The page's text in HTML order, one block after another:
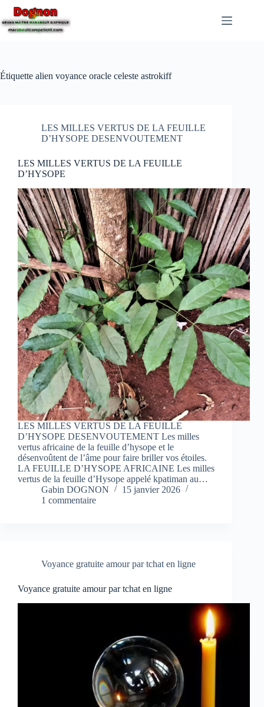
Étiquette alien voyance oracle celeste astrokiff
LES MILLES VERTUS DE LA FEUILLE
D’HYSOPE DESENVOUTEMENT
LES MILLES VERTUS DE LA FEUILLE
D’HYSOPE
LES MILLES VERTUS DE LA FEUILLE
D’HYSOPE DESENVOUTEMENT Les milles
vertus africaine de la feuille d’hysope et le
désenvoûtent de l’âme pour faire briller vos étoiles.
LA FEUILLE D’HYSOPE AFRICAINE Les milles
vertus de la feuille d’Hysope appelé kpatiman au…
Gabin DOGNON
15 janvier 2026
1 commentaire
Voyance gratuite amour par tchat en ligne
Voyance gratuite amour par tchat en ligne